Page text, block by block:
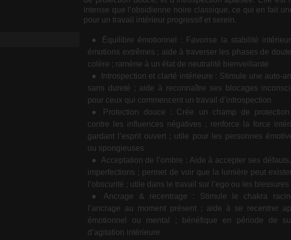
intense que l’obsidienne noire classique, ce qui en fait
pour un travail intérieur progressif et serein.
Équilibre émotionnel : Favorise la stabilité
émotions extrêmes ; aide à traverser les phases de
colère ; ramène à un état de neutralité bienveillante
Introspection et clarté intérieure : Stimule une auto-
sans dureté ; aide à reconnaître ses blocages
pour ceux qui commencent un travail d’introspection
Protection douce : Crée un champ de protection
contre les influences négatives ; renforce la force
gardant l’esprit ouvert ; utile pour les personnes
ou spongieuses
Acceptation de l’ombre : Aide à accepter ses
imperfections ; permet de voir que la lumière peut
l’obscurité ; utile dans le travail sur l’ego ou les
Ancrage & recentrage : Stimule le chakra
l’ancrage au moment présent ; aide à se recentrer
émotionnel ou mental ; bénéfique en période de
d’agitation intérieure